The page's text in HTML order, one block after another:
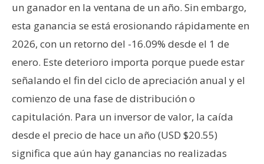
un ganador en la ventana de un año. Sin embargo,
esta ganancia se está erosionando rápidamente en
2026, con un retorno del -16.09% desde el 1 de
enero. Este deterioro importa porque puede estar
señalando el fin del ciclo de apreciación anual y el
comienzo de una fase de distribución o
capitulación. Para un inversor de valor, la caída
desde el precio de hace un año (USD $20.55)
significa que aún hay ganancias no realizadas